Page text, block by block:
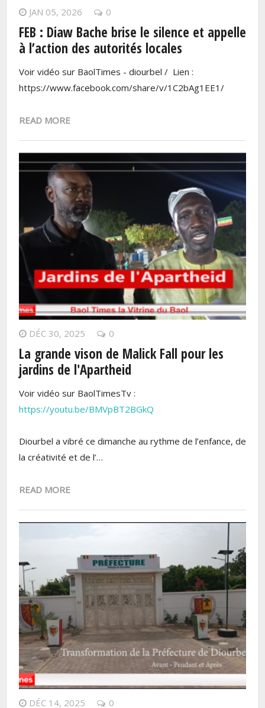
JAN 05, 2026 0
FEB : Diaw Bache brise le silence et appelle
à l’action des autorités locales
Voir vidéo sur BaolTimes - diourbel / Lien :
https://www.facebook.com/share/v/1C2bAg1EE1/
READ MORE
DÉC 30, 2025 0
La grande vison de Malick Fall pour les
jardins de l'Apartheid
Voir vidéo sur BaolTimesTv :
https://youtu.be/BMVpBT2BGkQ
Diourbel a vibré ce dimanche au rythme de l’enfance, de
la créativité et de l’…
READ MORE
DÉC 14, 2025 0